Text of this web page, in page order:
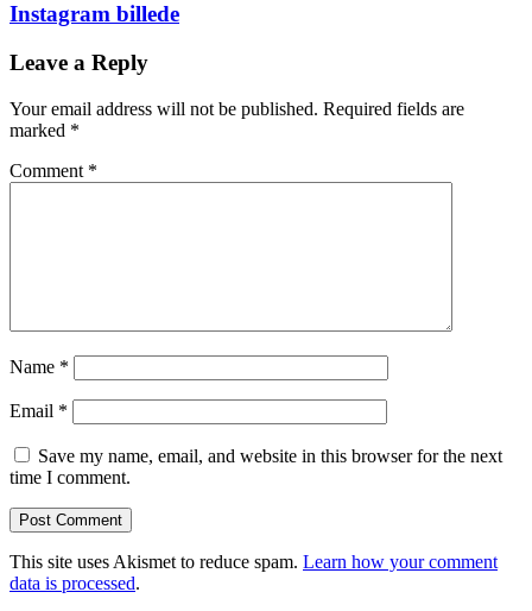
Instagram billede
Leave a Reply
Your email address will not be published. Required fields are
marked *
Comment *
Name *
Email *
Save my name, email, and website in this browser for the next
time I comment.
This site uses Akismet to reduce spam. Learn how your comment
data is processed.